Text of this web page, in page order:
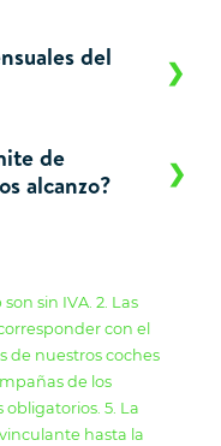
del
de
alcanzo?
sin IVA. 2. Las
con el
de nuestros coches
de los
5. La
hasta la